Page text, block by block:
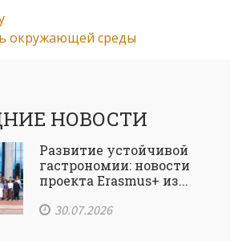
окружающей среды
НОВОСТИ
Развитие устойчивой
гастрономии: новости
проекта Erasmus+ из...
30.07.2026